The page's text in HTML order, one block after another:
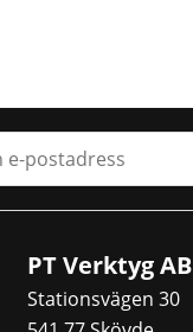
PT Verktyg AB
Stationsvägen 30